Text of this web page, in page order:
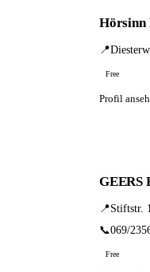
Hörsinn
📍
Free
Profil
GEERS
📍Stiftstr.
📞069/
Free